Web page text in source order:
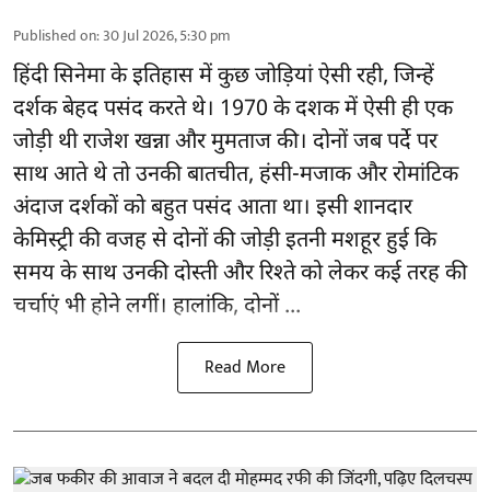
Published on:30 Jul 2026, 5:30 pm
हिंदी सिनेमा के इतिहास में कुछ जोड़ियां ऐसी रही, जिन्हें
दर्शक बेहद पसंद करते थे। 1970 के दशक में ऐसी ही एक
जोड़ी थी राजेश खन्ना और मुमताज की। दोनों जब पर्दे पर
साथ आते थे तो उनकी बातचीत, हंसी-मजाक और रोमांटिक
अंदाज दर्शकों को बहुत पसंद आता था। इसी शानदार
केमिस्ट्री की वजह से दोनों की जोड़ी इतनी मशहूर हुई कि
समय के साथ उनकी दोस्ती और रिश्ते को लेकर कई तरह की
चर्चाएं भी होने लगीं। हालांकि, दोनों ...
Read More